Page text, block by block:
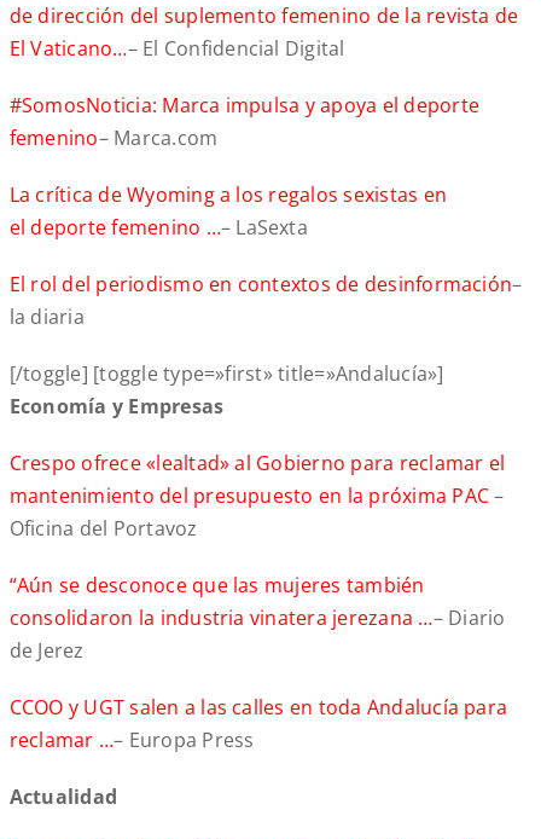
de dirección del suplemento femenino de la revista de
El Vaticano…– El Confidencial Digital
#SomosNoticia: Marca impulsa y apoya el deporte
femenino– Marca.com
La crítica de Wyoming a los regalos sexistas en
el deporte femenino …– LaSexta
El rol del periodismo en contextos de desinformación–
la diaria
[/toggle] [toggle type=»first» title=»Andalucía»]
Economía y Empresas
Crespo ofrece «lealtad» al Gobierno para reclamar el
mantenimiento del presupuesto en la próxima PAC–
Oficina del Portavoz
“Aún se desconoce que las mujeres también
consolidaron la industria vinatera jerezana …– Diario
de Jerez
CCOO y UGT salen a las calles en toda Andalucía para
reclamar …– Europa Press
Actualidad